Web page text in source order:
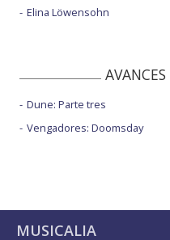
Elina Löwensohn
Dune: Parte tres
Vengadores: Doomsday
MUSICALIA